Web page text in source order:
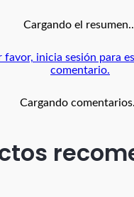
Cargando el
favor, inicia sesión para
comentario.
Cargando